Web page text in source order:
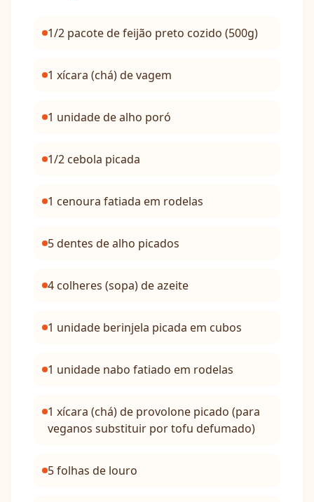
1/2 pacote de feijão preto cozido (500g)
1 xícara (chá) de vagem
1 unidade de alho poró
1/2 cebola picada
1 cenoura fatiada em rodelas
5 dentes de alho picados
4 colheres (sopa) de azeite
1 unidade berinjela picada em cubos
1 unidade nabo fatiado em rodelas
1 xícara (chá) de provolone picado (para
veganos substituir por tofu defumado)
5 folhas de louro